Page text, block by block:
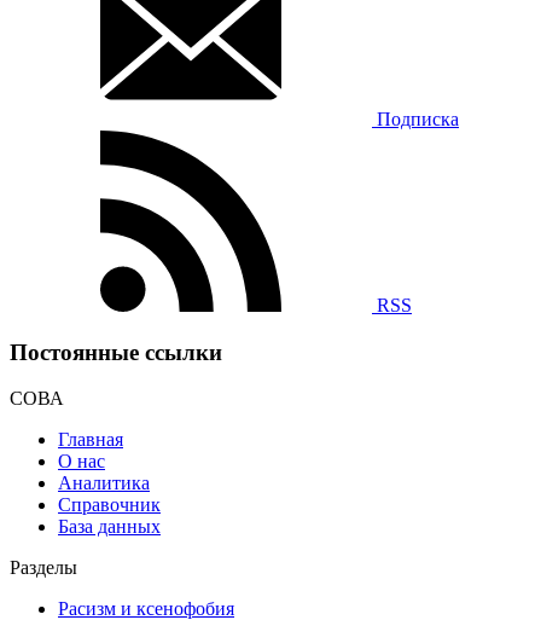
Подписка
RSS
Постоянные ссылки
СОВА
Главная
О нас
Аналитика
Справочник
База данных
Разделы
Расизм и ксенофобия